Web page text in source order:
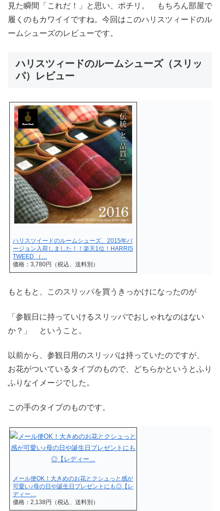
見た瞬間「これだ！」と思い、ポチリ。 もちろん部屋で
履くのもカワイイですね。今回はこのハリスツィードのル
ームシューズのレビューです。
ハリスツィードのルームシューズ（スリッ
パ）レビュー
ハリスツイードのルームシューズ、2015年バ
ージョン入荷しました！！楽天1位！HARRIS
TWEED （…
価格：3,780円（税込、送料別）
もともと、このスリッパを買うきっかけになったのが
「参観日に持っていけるスリッパでおしゃれなのはない
か？」 ということ。
以前から、参観日用のスリッパは持っていたのですが、
お花がついているタイプのもので、どちらかというとふり
ふりなイメージでした。
この手のタイプのものです。
メール便OK！大きめのお花とクシュっと感が
可愛い♪母の日や誕生日プレゼントにも◎【レ
ディー…
価格：2,138円（税込、送料別）